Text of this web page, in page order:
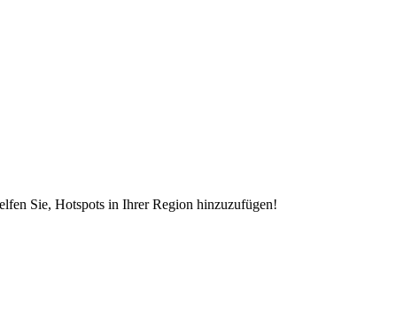
Sie, Hotspots in Ihrer Region hinzuzufügen!